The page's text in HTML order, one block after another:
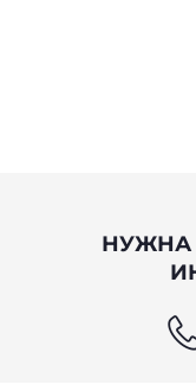
НУЖНА